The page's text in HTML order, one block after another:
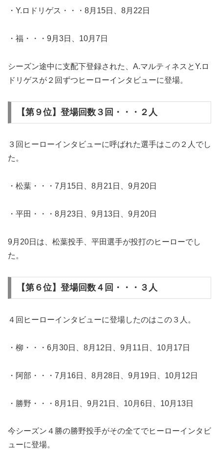
・Y.ロドリゲス・・・8月15日、8月22日
・福・・・9月3日、10月7日
シーズン途中に支配下登録された、A.マルティネスとY.ロ
ドリゲスが２回ずつヒーローインタビューに登場。
【第９位】登場回数３回・・・２人
３回ヒーローインタビューに呼ばれた選手はこの２人でし
た。
・松葉・・・7月15日、8月21日、9月20日
・平田・・・8月23日、9月13日、9月20日
9月20日は、松葉投手、平田選手が投打のヒーローでし
た。
【第６位】登場回数４回・・・３人
４回ヒーローインタビューに登場したのはこの３人。
・柳・・・6月30日、8月12日、9月11日、10月17日
・阿部・・・7月16日、8月28日、9月19日、10月12日
・勝野・・・8月1日、9月21日、10月6日、10月13日
今シーズン４勝の勝野投手がその全てでヒーローインタビ
ューに登場。